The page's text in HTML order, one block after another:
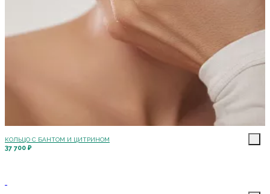
КОЛЬЦО С БАНТОМ И ЦИТРИНОМ
37 700 ₽